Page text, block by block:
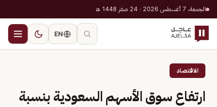
الجمعة، 7 أغسطس 2026 · 24 صفر 1448 هـ
EN
الاقتصاد
ارتفاع سوق الأسهم السعودية بنسبة